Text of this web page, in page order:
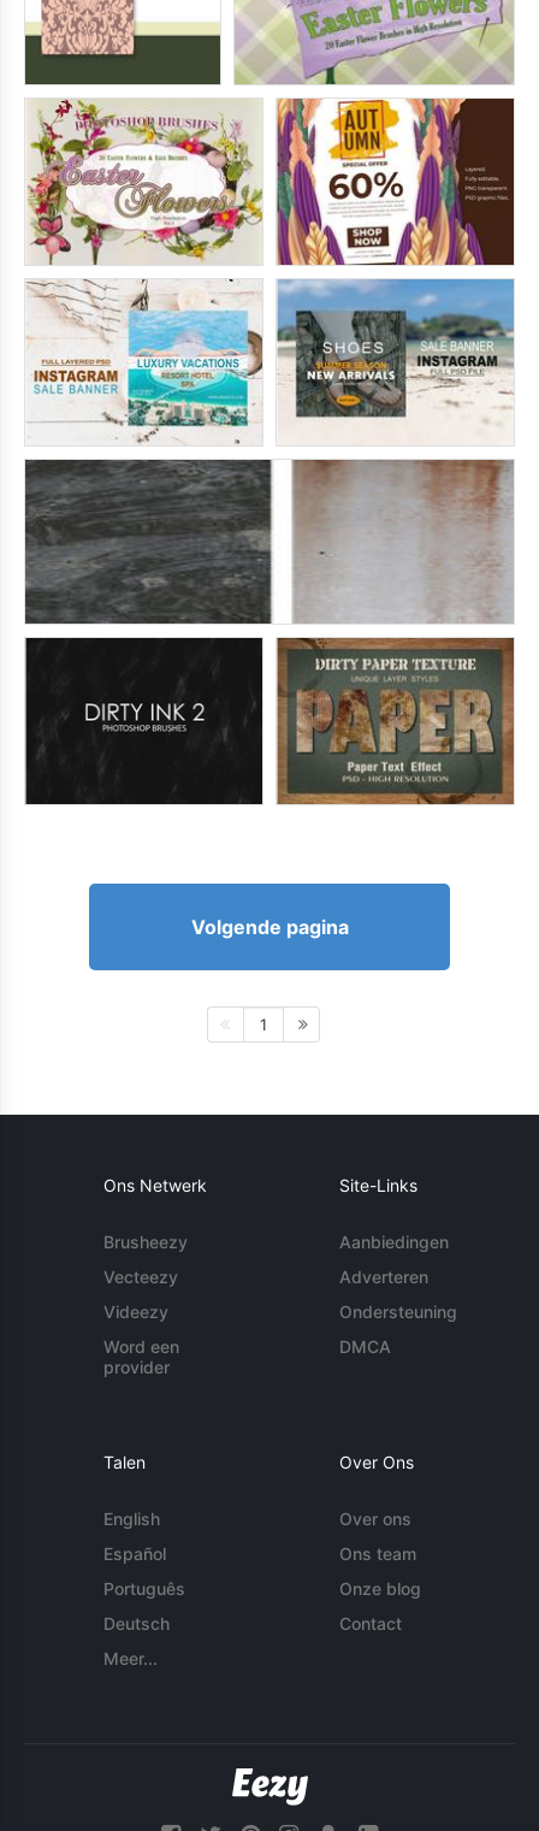
Volgende pagina
1
Ons Netwerk
Brusheezy
Vecteezy
Videezy
Word een
provider
Site-Links
Aanbiedingen
Adverteren
Ondersteuning
DMCA
Talen
English
Español
Português
Deutsch
Meer...
Over Ons
Over ons
Ons team
Onze blog
Contact